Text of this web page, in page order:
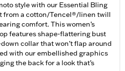
style with our Essential Bling
from a cotton/Tencel®/linen twill
comfort. This women’s
features shape-flattering bust
collar that won’t flap around
with our embellished graphics
the back for a look that’s